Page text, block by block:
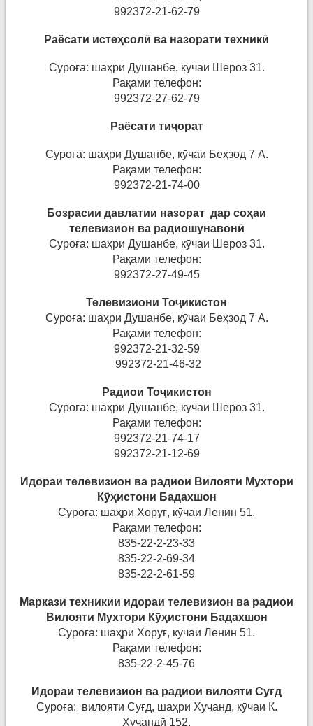
992372-21-62-79
Раёсати истеҳсолӣ ва назорати техникӣ
Суроға: шаҳри Душанбе, кӯчаи Шероз 31.
Рақами телефон:
992372-27-62-79
Раёсати тиҷорат
Суроға: шаҳри Душанбе, кӯчаи Беҳзод 7 А.
Рақами телефон:
992372-21-74-00
Бозрасии давлатии назорат дар соҳаи
телевизион ва радиошунавонӣ
Суроға: шаҳри Душанбе, кӯчаи Шероз 31.
Рақами телефон:
992372-27-49-45
Телевизиони Тоҷикистон
Суроға: шаҳри Душанбе, кӯчаи Беҳзод 7 А.
Рақами телефон:
992372-21-32-59
992372-21-46-32
Радиои Тоҷикистон
Суроға: шаҳри Душанбе, кӯчаи Шероз 31.
Рақами телефон:
992372-21-74-17
992372-21-12-69
Идораи телевизион ва радиои Вилояти Мухтори
Кӯҳистони Бадахшон
Суроға: шаҳри Хоруғ, кӯчаи Ленин 51.
Рақами телефон:
835-22-2-23-33
835-22-2-69-34
835-22-2-61-59
Маркази техникии идораи телевизион ва радиои
Вилояти Мухтори Кӯҳистони Бадахшон
Суроға: шаҳри Хоруғ, кӯчаи Ленин 51.
Рақами телефон:
835-22-2-45-76
Идораи телевизион ва радиои вилояти Суғд
Суроға: вилояти Суғд, шаҳри Хуҷанд, кӯчаи К.
Хуҷандӣ 152.